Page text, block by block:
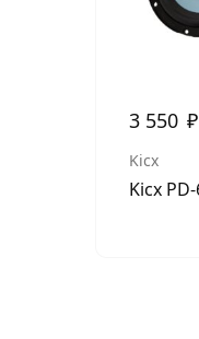
3 550 ₽
Kicx
Kicx